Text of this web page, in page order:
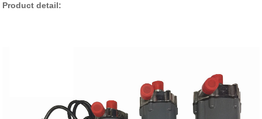
Product detail: